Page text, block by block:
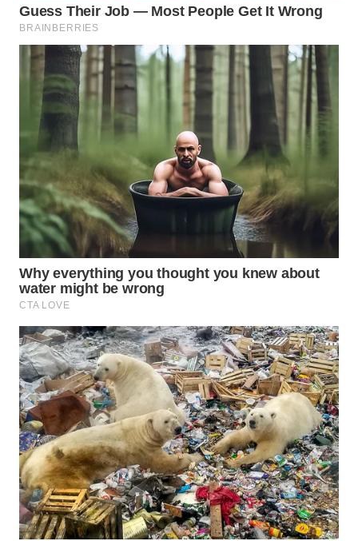
UTARA
WN
SAMOSIR
WN
PADANG
LAWAS
WN
SUMEDANG
WN
CIANJUR
WN
SERIBU
WN
TANGERANG
WN
BINJAI
WN
CIREBON